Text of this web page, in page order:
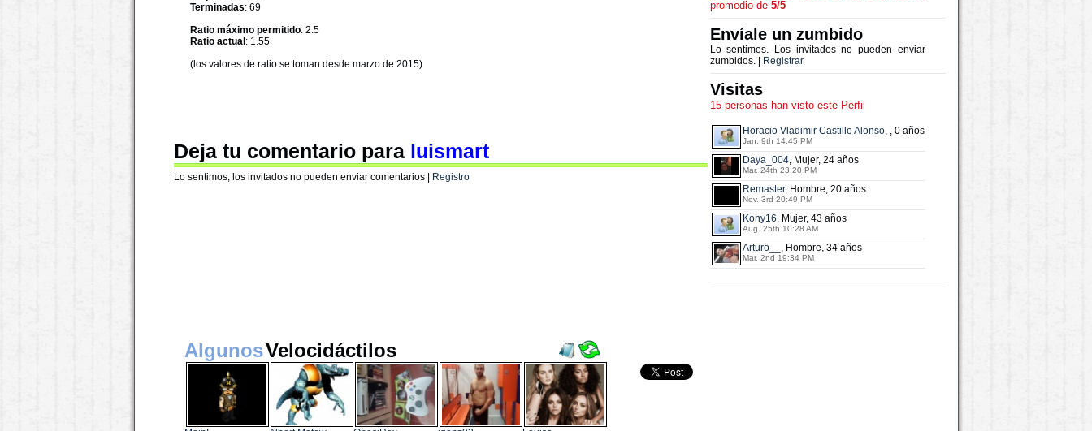
Terminadas: 69
Ratio máximo permitido: 2.5
Ratio actual : 1.55
(los valores de ratio se toman desde marzo de 2015)
Deja tu comentario para luismart
Lo sentimos, los invitados no pueden enviar comentarios | Registro
promedio de 5/5
Envíale un zumbido
Lo sentimos. Los invitados no pueden enviar
zumbidos. |
Registrar
Visitas
15 personas han visto este Perfil
Horacio Vladimir Castillo Alonso, , 0 años
Jan. 9th 14:45 PM
Daya_004, Mujer, 24 años
Mar. 24th 23:20 PM
Remaster, Hombre, 20 años
Nov. 3rd 20:49 PM
Kony16, Mujer, 43 años
Aug. 25th 10:28 AM
Arturo__ , Hombre, 34 años
Mar. 2nd 19:34 PM
AlgunosVelocidáctilos